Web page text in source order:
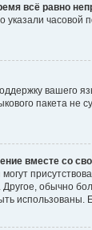
всё равно
указали
вашего
пакета
вместе со
обычно